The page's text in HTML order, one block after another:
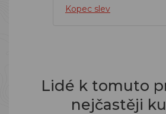
Kopec slev
Lidé k tomuto
nejčastěji